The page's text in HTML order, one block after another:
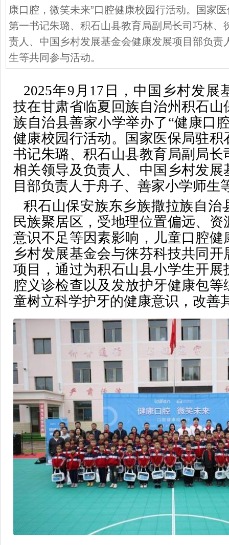
康口腔，微笑未来”口腔健康校园行活动。国家
第一书记朱璐、积石山县教育局副局长司巧林、
责人、中国乡村发展基金会健康发展项目部负责
生等共同参与活动。
2025年9月17日，中国乡村发展
技在甘肃省临夏回族自治州积石山
族自治县善家小学举办了“健康口
健康校园行活动。国家医保局驻积
书记朱璐、积石山县教育局副局长
相关领导及负责人、中国乡村发展
目部负责人于舟子、善家小学师生
积石山保安族东乡族撒拉族自治
民族聚居区，受地理位置偏远、
意识不足等因素影响，儿童口腔健
乡村发展基金会与徕芬科技共同
项目，通过为积石山县小学生开展
腔义诊检查以及发放护牙健康包
童树立科学护牙的健康意识，改善